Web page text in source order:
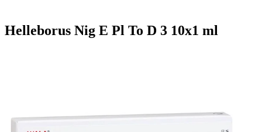
Helleborus Nig E Pl To D 3 10x1 ml